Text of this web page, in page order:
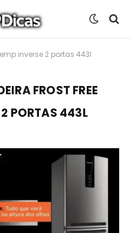
inverse 2 portas 443l
FROST FREE
2 PORTAS 443L